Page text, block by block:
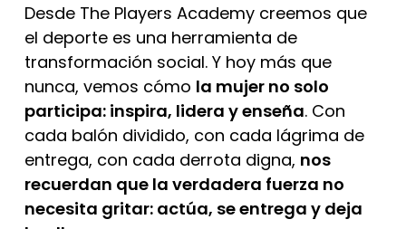
Desde The Players Academy creemos que
el deporte es una herramienta de
transformación social. Y hoy más que
nunca, vemos cómo la mujer no solo
participa: inspira, lidera y enseña. Con
cada balón dividido, con cada lágrima de
entrega, con cada derrota digna, nos
recuerdan que la verdadera fuerza no
necesita gritar: actúa, se entrega y deja